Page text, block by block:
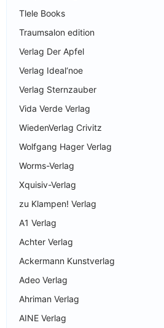
Tlele Books
Traumsalon edition
Verlag Der Apfel
Verlag Ideal‘noe
Verlag Sternzauber
Vida Verde Verlag
WiedenVerlag Crivitz
Wolfgang Hager Verlag
Worms-Verlag
Xquisiv-Verlag
zu Klampen! Verlag
A1 Verlag
Achter Verlag
Ackermann Kunstverlag
Adeo Verlag
Ahriman Verlag
AINE Verlag